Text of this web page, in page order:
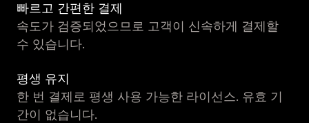
빠르고 간편한 결제
속도가 검증되었으므로 고객이 신속하게 결제할
수 있습니다.
평생 유지
한 번 결제로 평생 사용 가능한 라이선스. 유효 기
간이 없습니다.